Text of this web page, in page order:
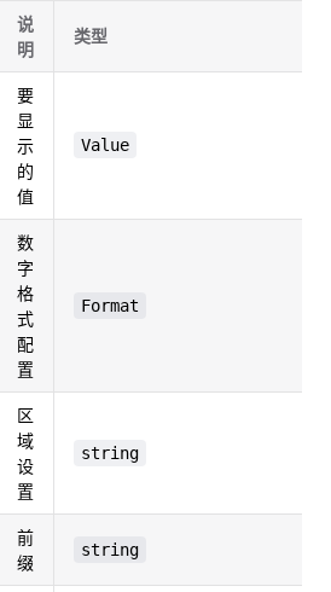
说
明
类型
要
显
示
的
值
Value
数
字
格
式
配
置
Format
区
域
设
置
string
前
缀
string